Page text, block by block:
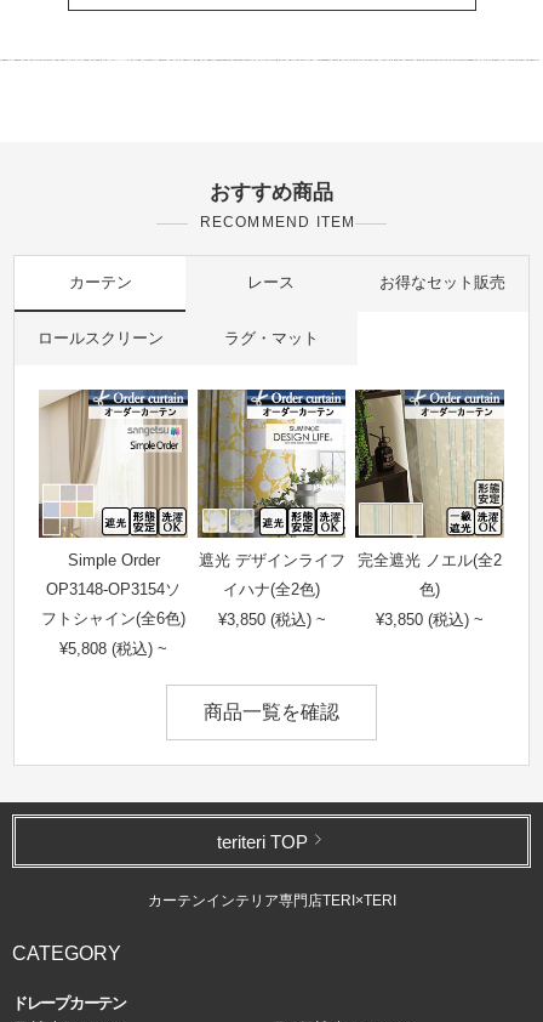
おすすめ商品
RECOMMEND ITEM
カーテン レース お得なセット販売
ロールスクリーン ラグ・マット
Simple Order
OP3148-OP3154ソ
フトシャイン(全6色)
¥5,808 (税込) ~
遮光 デザインライフ
イハナ(全2色)
¥3,850 (税込) ~
完全遮光 ノエル(全2
色)
¥3,850 (税込) ~
商品一覧を確認
teriteri TOP
カーテンインテリア専門店TERI×TERI
CATEGORY
ドレープカーテン